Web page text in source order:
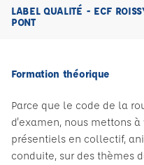
LABEL QUALITÉ - ECF
PONT
Formation théorique
Parce que le code de la
d'examen, nous mettons
présentiels en collectif,
conduite, sur des thèmes